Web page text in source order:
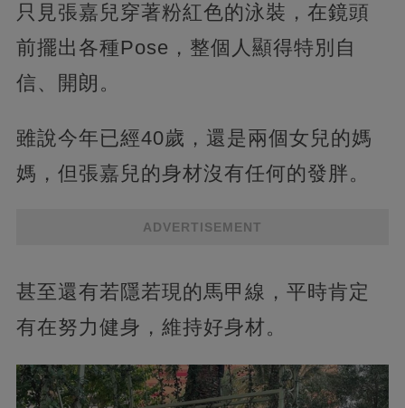
只見張嘉兒穿著粉紅色的泳裝，在鏡頭
前擺出各種Pose，整個人顯得特別自
信、開朗。
雖說今年已經40歲，還是兩個女兒的媽
媽，但張嘉兒的身材沒有任何的發胖。
ADVERTISEMENT
甚至還有若隱若現的馬甲線，平時肯定
有在努力健身，維持好身材。